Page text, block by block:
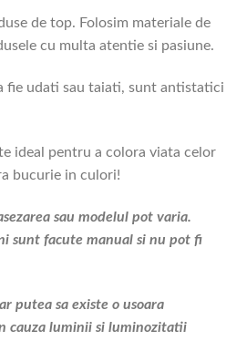
de top. Folosim materiale de
cu multa atentie si pasiune.
fie udati sau taiati, sunt antistatici
ideal pentru a colora viata celor
bucurie in culori!
sau modelul pot varia.
sunt facute manual si nu pot fi
putea sa existe o usoara
cauza luminii si luminozitatii